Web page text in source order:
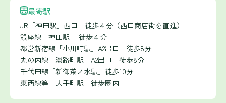
最寄駅
JR「神田駅」西口 徒歩４分（西口商店街を直進）
銀座線「神田駅」 徒歩４分
都営新宿線「小川町駅」A2出口 徒歩8分
丸の内線「淡路町駅」A2出口 徒歩8分
千代田線「新御茶ノ水駅」徒歩10分
東西線等「大手町駅」徒歩圏内